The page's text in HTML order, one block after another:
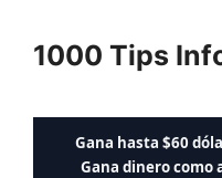
contenido
1000 Tips
Gana hasta $60
Gana dinero como